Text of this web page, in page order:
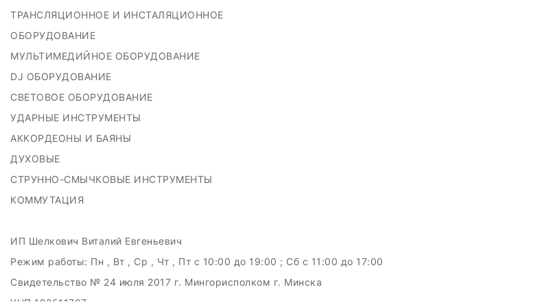
ТРАНСЛЯЦИОННОЕ И ИНСТАЛЯЦИОННОЕ
ОБОРУДОВАНИЕ
МУЛЬТИМЕДИЙНОЕ ОБОРУДОВАНИЕ
DJ ОБОРУДОВАНИЕ
СВЕТОВОЕ ОБОРУДОВАНИЕ
УДАРНЫЕ ИНСТРУМЕНТЫ
АККОРДЕОНЫ И БАЯНЫ
ДУХОВЫЕ
СТРУННО-СМЫЧКОВЫЕ ИНСТРУМЕНТЫ
КОММУТАЦИЯ
ИП Шелкович Виталий Евгеньевич
Режим работы: Пн , Вт , Ср , Чт , Пт c 10:00 до 19:00 ; Сб c 11:00 до 17:00
Свидетельство № 24 июля 2017 г. Мингорисполком г. Минска
УНП 192511707